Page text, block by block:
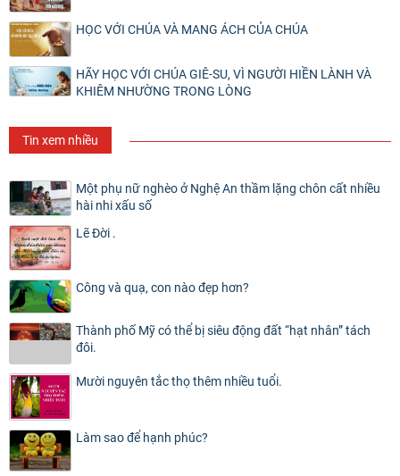
HỌC VỚI CHÚA VÀ MANG ÁCH CỦA CHÚA
HÃY HỌC VỚI CHÚA GIÊ-SU, VÌ NGƯỜI HIỀN LÀNH VÀ
KHIÊM NHƯỜNG TRONG LÒNG
Tin xem nhiều
Một phụ nữ nghèo ở Nghệ An thầm lặng chôn cất nhiều
hài nhi xấu số
Lẽ Đời .
Công và quạ, con nào đẹp hơn?
Thành phố Mỹ có thể bị siêu động đất “hạt nhân” tách
đôi.
Mười nguyên tắc thọ thêm nhiều tuổi.
Làm sao để hạnh phúc?